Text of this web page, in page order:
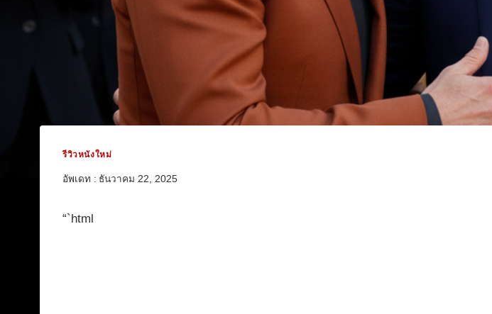
รีวิวหนังใหม่
อัพเดท : ธันวาคม 22, 2025
“`html